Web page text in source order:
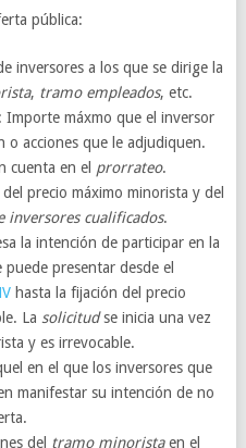
pública:
inversores a los que se dirige la
, tramo empleados, etc.
: Importe máxmo que el inversor
o acciones que le adjudiquen.
cuenta en el prorrateo.
precio máximo minorista y del
inversores cualificados.
la intención de participar en la
puede presentar desde el
hasta la fijación del precio
La solicitudse inicia una vez
y es irrevocable.
en el que los inversores que
manifestar su intención de no
del tramo minoristaen el